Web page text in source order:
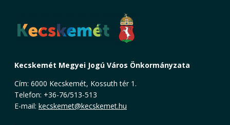
Kecskemét Megyei Jogú Város Önkormányzata
Cím: 6000 Kecskemét, Kossuth tér 1.
Telefon: +36-76/513-513
E-mail: kecskemet@kecskemet.hu